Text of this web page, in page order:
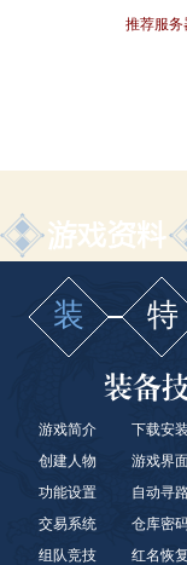
推荐服务
装 特
游戏简介 下载安装
创建人物
游戏界
功能设置
自动寻
交易系统
仓库密
组队竞技
红名恢复